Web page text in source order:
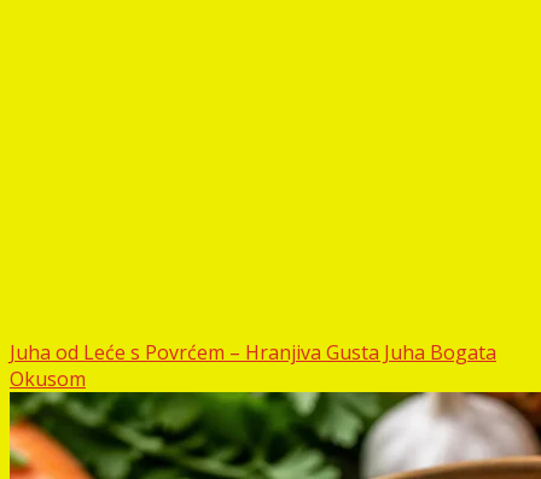
Juha od Leće s Povrćem – Hranjiva Gusta Juha Bogata
Okusom